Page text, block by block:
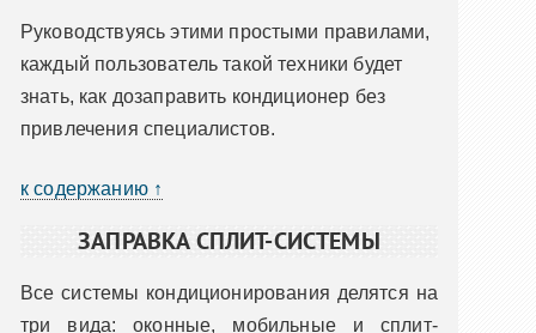
Руководствуясь этими простыми правилами,
каждый пользователь такой техники будет
знать, как дозаправить кондиционер без
привлечения специалистов.
к содержанию ↑
ЗАПРАВКА СПЛИТ-СИСТЕМЫ
Все системы кондиционирования делятся на
три вида: оконные, мобильные и сплит-